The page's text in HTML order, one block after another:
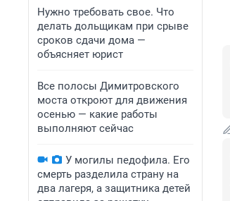
Нужно требовать свое. Что
делать дольщикам при срыве
сроков сдачи дома —
объясняет юрист
Все полосы Димитровского
моста откроют для движения
осенью — какие работы
выполняют сейчас
У могилы педофила. Его
смерть разделила страну на
два лагеря, а защитника детей